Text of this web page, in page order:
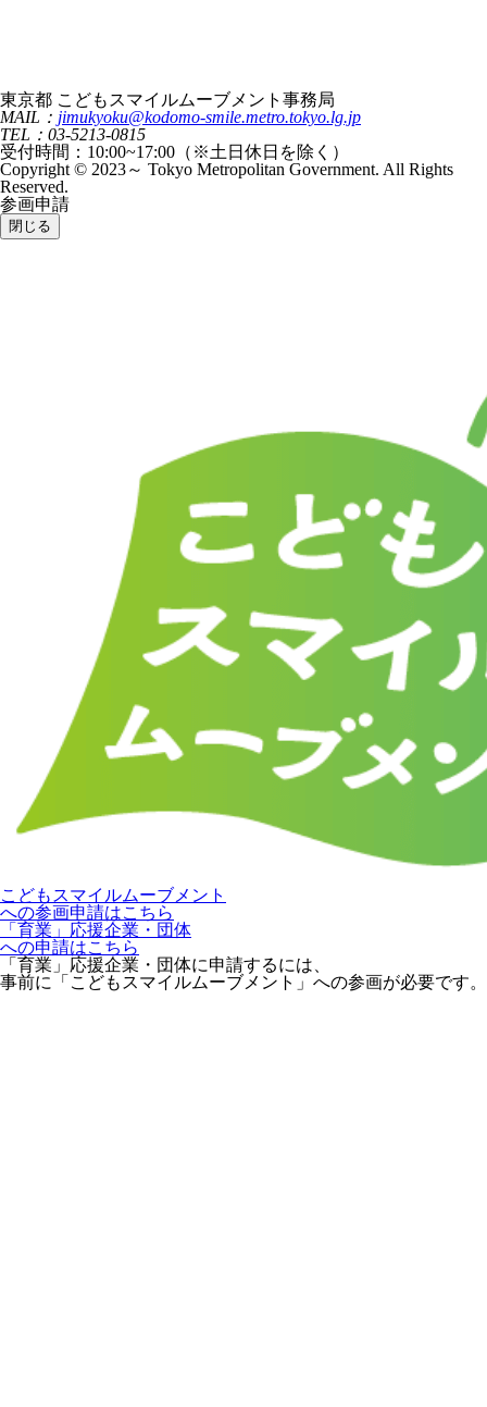
東京都 こどもスマイルムーブメント事務局
MAIL： jimukyoku@kodomo-smile.metro.tokyo.lg.jp
TEL：03-5213-0815
受付時間：10:00~17:00（※土日休日を除く）
Copyright © 2023～ Tokyo Metropolitan Government. All Rights
Reserved.
参画申請
閉じる
こどもスマイルムーブメント
への参画申請はこちら
「育業」応援企業・団体
への申請はこちら
「育業」応援企業・団体に申請するには、
事前に「こどもスマイルムーブメント」への参画が必要です。